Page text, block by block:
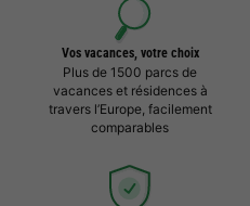
Vos vacances, votre choix
Plus de 1500 parcs de
vacances et résidences à
travers l’Europe, facilement
comparables